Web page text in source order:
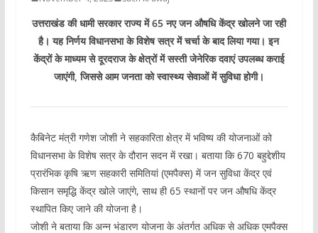
उत्तराखंड की धामी सरकार राज्य में 65 नए जन औषधि केंद्र खोलने जा रही
है। यह निर्णय विधानसभा के विशेष सत्र में चर्चा के बाद लिया गया। इन
केंद्रों के माध्यम से दूरदराज के क्षेत्रों में सस्ती जेनेरिक दवाएं उपलब्ध कराई
जाएंगी, जिससे आम जनता को स्वास्थ्य सेवाओं में सुविधा होगी।
कैबिनेट मंत्री गणेश जोशी ने सहकारिता क्षेत्र में भविष्य की योजनाओं को
विधानसभा के विशेष सत्र के दौरान सदन में रखा। बताया कि 670 बहुद्देशीय
प्रारंभिक कृषि ऋण सहकारी समितियां (एमपैक्स) में जन सुविधा केंद्र एवं
किसान समृद्धि केंद्र खोले जाएंगे, साथ ही 65 स्थानों पर जन औषधि केंद्र
स्थापित किए जाने की योजना है।
जोशी ने बताया कि अन्न भंडारण योजना के अंतर्गत अधिक से अधिक एमपैक्स